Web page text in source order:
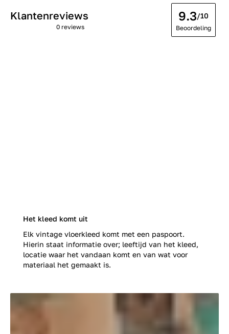
Het kleed komt uit
Elk vintage vloerkleed komt met een paspoort.
Hierin staat informatie over; leeftijd van het kleed,
locatie waar het vandaan komt en van wat voor
materiaal het gemaakt is.
Klantenreviews
0 reviews
9.3/10
Beoordeling